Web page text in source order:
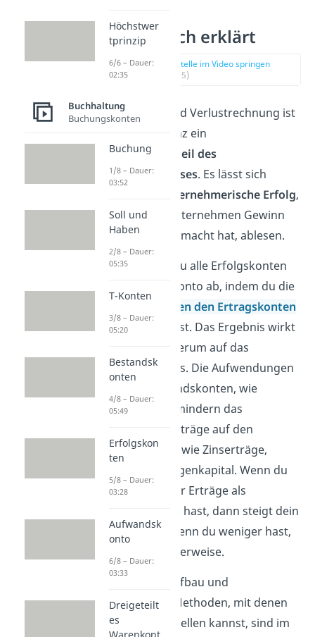
GuV einfach erklärt
zur Stelle im Video springen
(00:15)
Die Gewinn- und Verlustrechnung ist
neben der Bilanz ein
Hauptbestandteil des
Jahresabschlusses. Es lässt sich
unternehmerische Erfolg,
also ob dein Unternehmen Gewinn
oder Verlust gemacht hat, ablesen.
Dazu schließt du alle Erfolgskonten
auf dem GuV Konto ab, indem du die
Aufwandskonten den Ertragskonten
gegenüberstellst. Das Ergebnis wirkt
sich dann wiederum auf das
Eigenkapital aus. Die Aufwendungen
auf den Aufwandskonten, wie
Mietaufwand, mindern das
Eigenkapital, Erträge auf den
Ertragskonten, wie Zinserträge,
erhöhen das Eigenkapital. Wenn du
insgesamt mehr Erträge als
Aufwendungen hast, dann steigt dein
Eigenkapital, wenn du weniger hast,
sinkt es logischerweise.
Der formale Aufbau und
verschiedene Methoden, mit denen
du die GuV erstellen kannst, sind im
Höchstwer
tprinzip
6/6 – Dauer:
02:35
Buchhaltung
Buchungskonten
Buchung
1/8 – Dauer:
03:52
Soll und
Haben
2/8 – Dauer:
05:35
T-Konten
3/8 – Dauer:
05:20
Bestandsk
onten
4/8 – Dauer:
05:49
Erfolgskon
ten
5/8 – Dauer:
03:28
Aufwandsk
onto
6/8 – Dauer:
03:33
Dreigeteilt
es